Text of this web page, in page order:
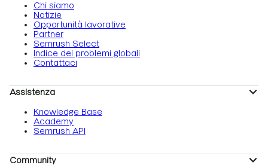
Chi siamo
Notizie
Opportunità lavorative
Partner
Semrush Select
Indice dei problemi globali
Contattaci
Assistenza
Knowledge Base
Academy
Semrush API
Community